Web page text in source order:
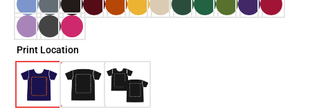
Print Location